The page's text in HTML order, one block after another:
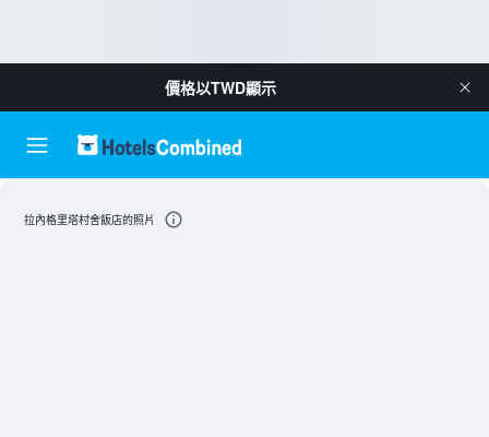
價格以TWD顯示
拉內格里塔村舍飯店的照片